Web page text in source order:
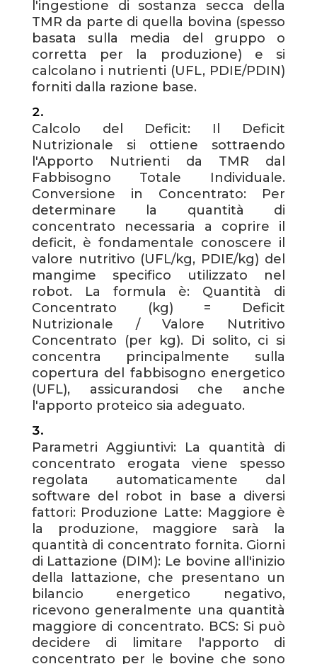
l'ingestione di sostanza secca della
TMR da parte di quella bovina (spesso
basata sulla media del gruppo o
corretta per la produzione) e si
calcolano i nutrienti (UFL, PDIE/PDIN)
forniti dalla razione base.
Calcolo del Deficit: Il Deficit
Nutrizionale si ottiene sottraendo
l'Apporto Nutrienti da TMR dal
Fabbisogno Totale Individuale.
Conversione in Concentrato: Per
determinare la quantità di
concentrato necessaria a coprire il
deficit, è fondamentale conoscere il
valore nutritivo (UFL/kg, PDIE/kg) del
mangime specifico utilizzato nel
robot. La formula è: Quantità di
Concentrato (kg) = Deficit
Nutrizionale / Valore Nutritivo
Concentrato (per kg). Di solito, ci si
concentra principalmente sulla
copertura del fabbisogno energetico
(UFL), assicurandosi che anche
l'apporto proteico sia adeguato.
Parametri Aggiuntivi: La quantità di
concentrato erogata viene spesso
regolata automaticamente dal
software del robot in base a diversi
fattori: Produzione Latte: Maggiore è
la produzione, maggiore sarà la
quantità di concentrato fornita. Giorni
di Lattazione (DIM): Le bovine all'inizio
della lattazione, che presentano un
bilancio energetico negativo,
ricevono generalmente una quantità
maggiore di concentrato. BCS: Si può
decidere di limitare l'apporto di
concentrato per le bovine che sono